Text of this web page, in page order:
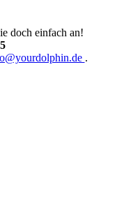
doch einfach an!
.